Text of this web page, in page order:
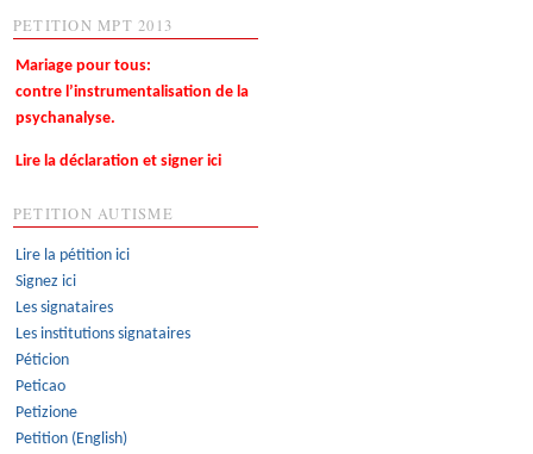
PETITION MPT 2013
Mariage pour tous:
contre l’instrumentalisation de la
psychanalyse.
Lire la déclaration et signer ici
PETITION AUTISME
Lire la pétition ici
Signez ici
Les signataires
Les institutions signataires
Péticion
Peticao
Petizione
Petition (English)